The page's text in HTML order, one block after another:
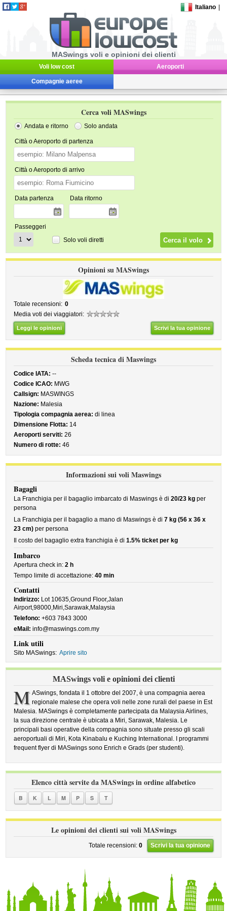
Italiano
MASwings voli e opinioni dei clienti
Voli low cost Aeroporti
Compagnie aeree
Cerca voli MASwings
Andata e ritorno Solo andata
Città o Aeroporto di partenza
Città o Aeroporto di arrivo
Data partenza Data ritorno
Passeggeri
Solo voli diretti
Opinioni su MASwings
Totale recensioni: 0
Media voti dei viaggiatori:
Leggi le opinioni Scrivi la tua opinione
Scheda tecnica di Maswings
Codice IATA: --
Codice ICAO: MWG
Callsign: MASWINGS
Nazione: Malesia
Tipologia compagnia aerea: di linea
Dimensione Flotta: 14
Aeroporti serviti: 26
Numero di rotte: 46
Informazioni sui voli Maswings
Bagagli
La Franchigia per il bagaglio imbarcato di Maswings è di20/23 kg per
persona
La Franchigia per il bagaglio a mano di Maswings è di7 kg (56 x 36 x
23 cm) per persona
Il costo del bagaglio extra franchigia è di1.5% ticket per kg
Imbarco
Apertura check in:2 h
Tempo limite di accettazione:40 min
Contatti
Indirizzo: Lot 10635,Ground Floor,Jalan
Airport,98000,Miri,Sarawak,Malaysia
Telefono: +603 7843 3000
eMail: info@maswings.com.my
Link utili
Sito MASwings: Aprire sito
MASwings voli e opinioni dei clienti
M ASwings, fondata il 1 ottobre del 2007, è una compagnia aerea
regionale malese che opera voli nelle zone rurali del paese in Est
Malesia. MASwings è completamente partecipata da Malaysia Airlines,
la sua direzione centrale è ubicata a Miri, Sarawak, Malesia. Le
principali basi operative della compagnia sono situate presso gli scali
aeroportuali di Miri, Kota Kinabalu e Kuching International. I programmi
frequent flyer di MASwings sono Enrich e Grads (per studenti).
Elenco città servite da MASwings in ordine alfabetico
B K L M P S T
Le opinioni dei clienti sui voli MASwings
Totale recensioni: 0 Scrivi la tua opinione